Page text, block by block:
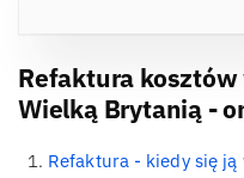
Refaktura
Wielką Brytanią -
Refaktura - kiedy się ją